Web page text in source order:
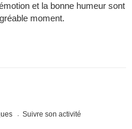
et la bonne humeur sont
moment.
Suivre son activité